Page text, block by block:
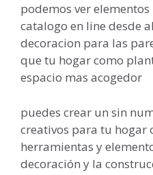
podemos ver
catalogo en line desde
decoracion para las
que tu hogar como
espacio mas acogedor
puedes crear un sin
creativos para tu hogar
herramientas y
decoración y la